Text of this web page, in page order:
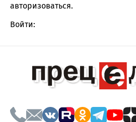
авторизоваться.
Войти: